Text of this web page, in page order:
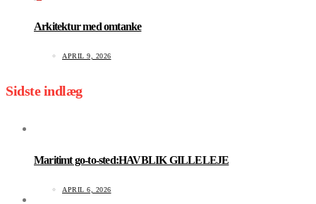
Arkitektur med omtanke
APRIL 9, 2026
Sidste indlæg
Maritimt go-to-sted:HAVBLIK GILLELEJE
APRIL 6, 2026